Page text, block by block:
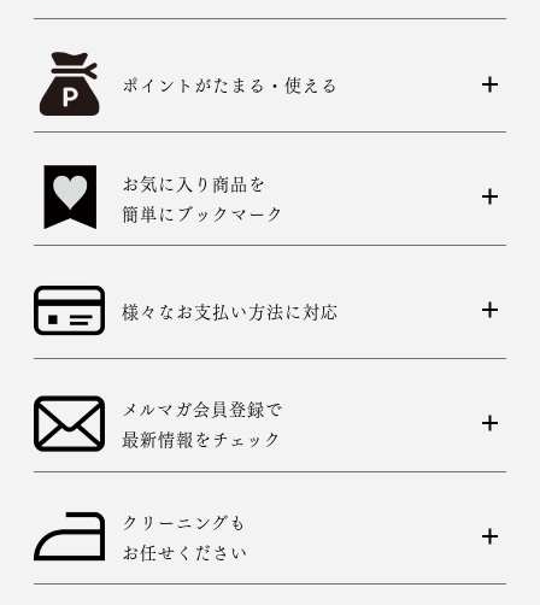
ポイントがたまる・使える
お気に入り商品を
簡単にブックマーク
様々なお支払い方法に対応
メルマガ会員登録で
最新情報をチェック
クリーニングも
お任せください